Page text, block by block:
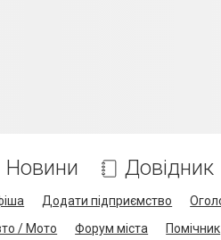
Новини Довідник
Додати підприємство
/ Мото
Форум міста Помічник